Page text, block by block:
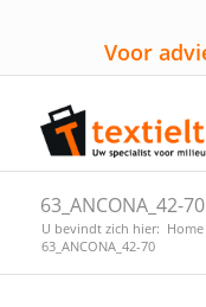
Voor
63_ANCONA_42-70
U bevindt zich hier: Home
63_ANCONA_42-70